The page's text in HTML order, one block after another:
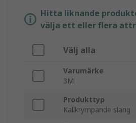
Hitta liknande
välja ett eller flera
Välj alla
Varumärke
3M
Produkttyp
Kallkrympande slang